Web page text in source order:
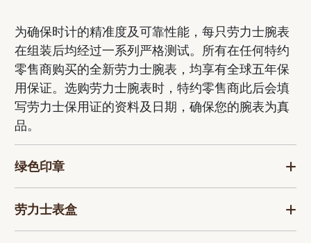
为确保时计的精准度及可靠性能，每只劳力士腕表
在组装后均经过一系列严格测试。所有在任何特约
零售商购买的全新劳力士腕表，均享有全球五年保
用保证。选购劳力士腕表时，特约零售商此后会填
写劳力士保用证的资料及日期，确保您的腕表为真
品。
绿色印章
劳力士表盒